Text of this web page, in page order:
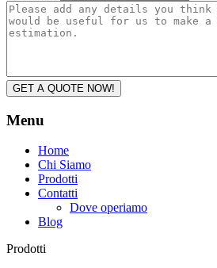
GET A QUOTE NOW!
Menu
Home
Chi Siamo
Prodotti
Contatti
Dove operiamo
Blog
Prodotti